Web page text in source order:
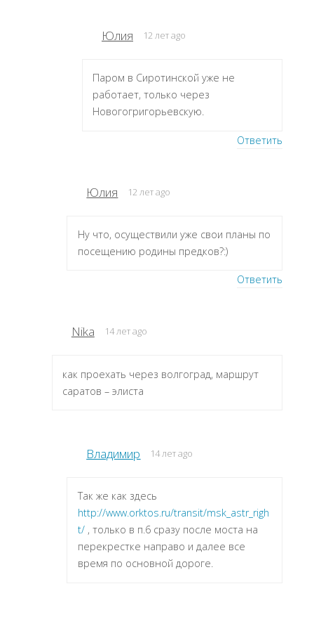
Юлия 12 лет ago
Паром в Сиротинской уже не
работает, только через
Новогогригорьевскую.
Ответить
Юлия 12 лет ago
Ну что, осуществили уже свои планы по
посещению родины предков?:)
Ответить
Nika 14 лет ago
как проехать через волгоград, маршрут
саратов – элиста
Владимир 14 лет ago
Так же как здесь
http://www.orktos.ru/transit/msk_astr_righ
t/, только в п.6 сразу после моста на
перекрестке направо и далее все
время по основной дороге.